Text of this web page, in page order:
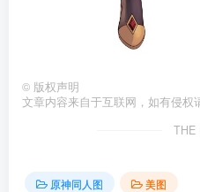
© 版权声明
文章内容来自于互联网，如有侵权
THE
原神同人图
美图